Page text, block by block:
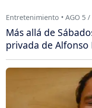
Entretenimiento • AGO 5 /
Más allá de
privada de Alfonso